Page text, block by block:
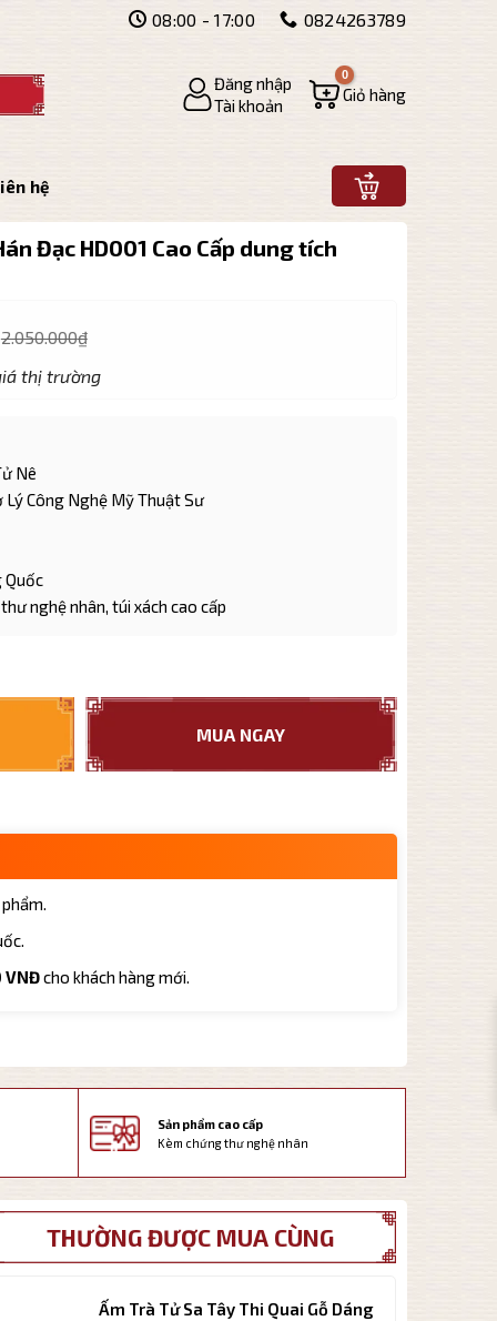
08:00 - 17:00 0824263789
Đăng nhập
Tài khoản
Giỏ hàng
hệ
Đạc HD001 Cao Cấp dung tích
2.050.000₫
thị trường
Nê
Lý Công Nghệ Mỹ Thuật Sư
Quốc
nghệ nhân, túi xách cao cấp
MUA NGAY
VNĐcho khách hàng mới.
Sản phẩm cao cấp
Kèm chứng thư nghệ nhân
THƯỜNG ĐƯỢC MUA CÙNG
Ấm Trà Tử Sa Tây Thi Quai Gỗ Dáng